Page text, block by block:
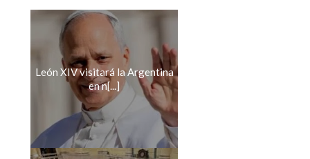
León XIV visitará la Argentina
en n[...]